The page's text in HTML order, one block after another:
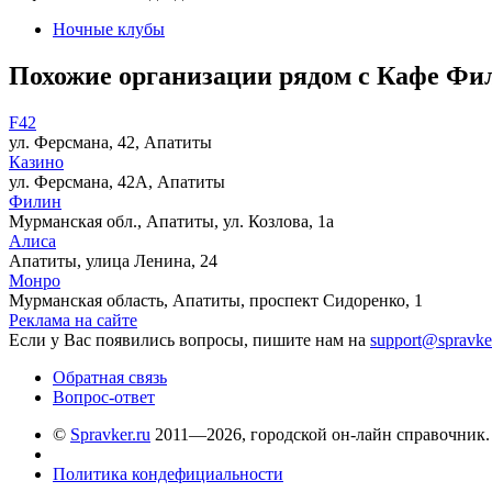
Ночные клубы
Похожие организации рядом с Кафе
F42
ул. Ферсмана, 42, Апатиты
Казино
ул. Ферсмана, 42А, Апатиты
Филин
Мурманская обл., Апатиты, ул. Козлова, 1а
Алиса
Апатиты, улица Ленина, 24
Монро
Мурманская область, Апатиты, проспект Сидоренко, 1
Реклама на сайте
Если у Вас появились вопросы, пишите нам на
Обратная связь
Вопрос-ответ
© Spravker.ru 2011—2026, городской он-лайн справочник.
Политика кондефициальности